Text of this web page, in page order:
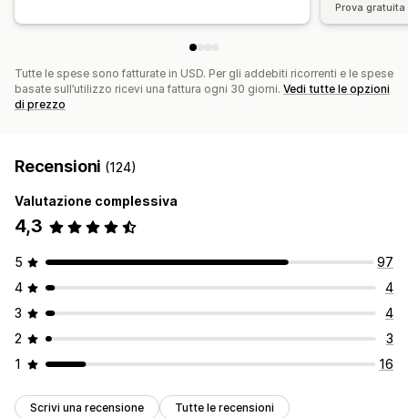
Prova
Tutte le spese sono fatturate in USD. Per gli addebiti ricorrenti e le spese
basate sull’utilizzo ricevi una fattura ogni 30 giorni. Vedi tutte le opzioni
di prezzo
Recensioni (124)
Valutazione complessiva
4,3
5
97
4
4
3
4
2
3
1
16
Scrivi una recensione Tutte le recensioni